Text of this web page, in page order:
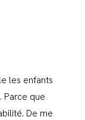
les enfants
Parce que
De me